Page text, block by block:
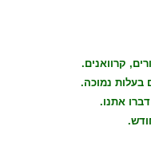
קרוואנים.
בעלות נמוכה.
אתנו.